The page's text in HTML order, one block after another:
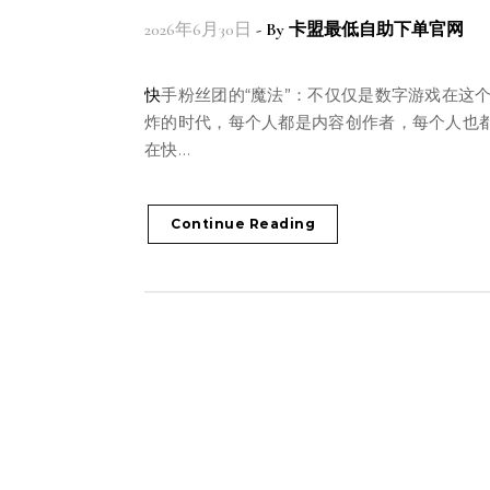
2026年6月30日 - By 卡盟最低自助下单官网
快手粉丝团的“魔法”：不仅仅是数字游戏在这个信息爆
炸的时代，每个人都是内容创作者，每个人也
在快…
Continue Reading